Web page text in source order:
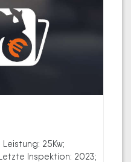
25Kw;
Inspektion: 2023;